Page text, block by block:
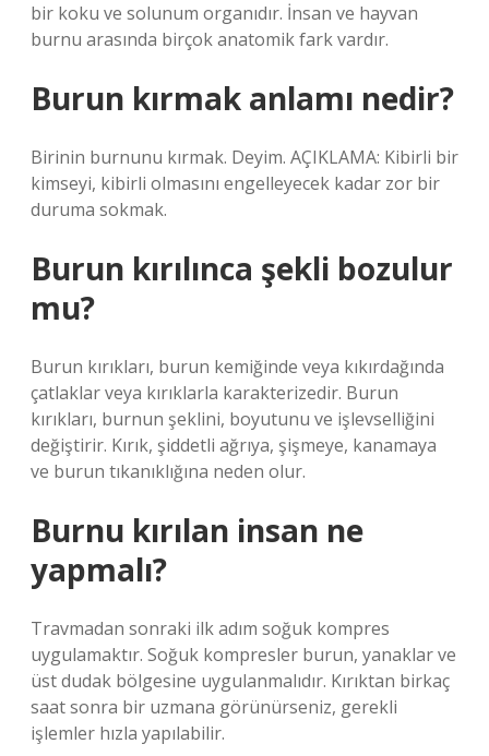
bir koku ve solunum organıdır. İnsan ve hayvan
burnu arasında birçok anatomik fark vardır.
Burun kırmak anlamı nedir?
Birinin burnunu kırmak. Deyim. AÇIKLAMA: Kibirli bir
kimseyi, kibirli olmasını engelleyecek kadar zor bir
duruma sokmak.
Burun kırılınca şekli bozulur
mu?
Burun kırıkları, burun kemiğinde veya kıkırdağında
çatlaklar veya kırıklarla karakterizedir. Burun
kırıkları, burnun şeklini, boyutunu ve işlevselliğini
değiştirir. Kırık, şiddetli ağrıya, şişmeye, kanamaya
ve burun tıkanıklığına neden olur.
Burnu kırılan insan ne
yapmalı?
Travmadan sonraki ilk adım soğuk kompres
uygulamaktır. Soğuk kompresler burun, yanaklar ve
üst dudak bölgesine uygulanmalıdır. Kırıktan birkaç
saat sonra bir uzmana görünürseniz, gerekli
işlemler hızla yapılabilir.